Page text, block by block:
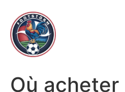
principal
Où acheter